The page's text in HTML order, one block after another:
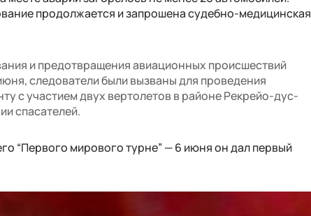
продолжается и запрошена судебно-медицинская
и предотвращения авиационных происшествий
следователи были вызваны для проведения
с участием двух вертолетов в районе Рекрейо-дус-
спасателей.
“Первого мирового турне” — 6 июня он дал первый